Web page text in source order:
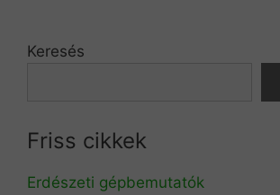
Keresés
Friss cikkek
Erdészeti gépbemutatók